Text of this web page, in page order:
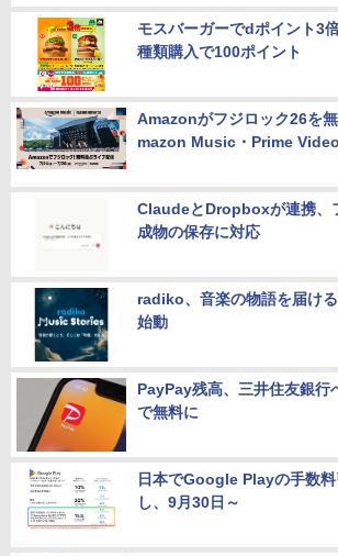
モスバーガーでdポイント3
種類購入で100ポイント
Amazonがフジロック26を
mazon Music・Prime
ClaudeとDropboxが連携、
成物の保存に対応
radiko、音楽の物語を届け
始動
PayPay残高、三井住友銀行
で無料に
日本でGoogle Playの手数
し、9月30日～